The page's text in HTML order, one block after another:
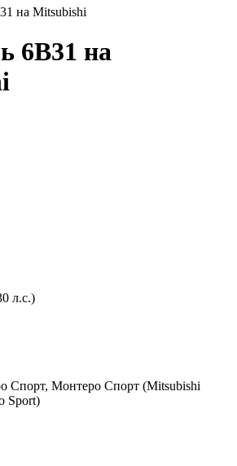
на Mitsubishi
6B31 на
л.с.)
Спорт, Монтеро Спорт (Mitsubishi
Sport)